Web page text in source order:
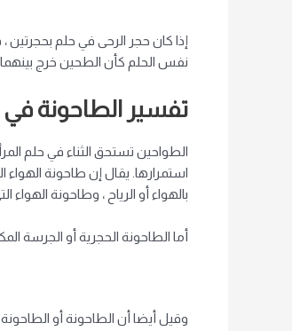
إذا كان حجر الرحى في حلم
نفس الحلم كأن الطحين خرج بينهما.
تفسير الطاحونة في
الطواحين تستحق الثناء في حلم
استمرارها. يقال إن طاحونة الهواء
بالهواء أو الرياح ، وطاحونة
أما الطاحونة الحجرية أو الجرسة
وقيل أيضا أن الطاحونة أو